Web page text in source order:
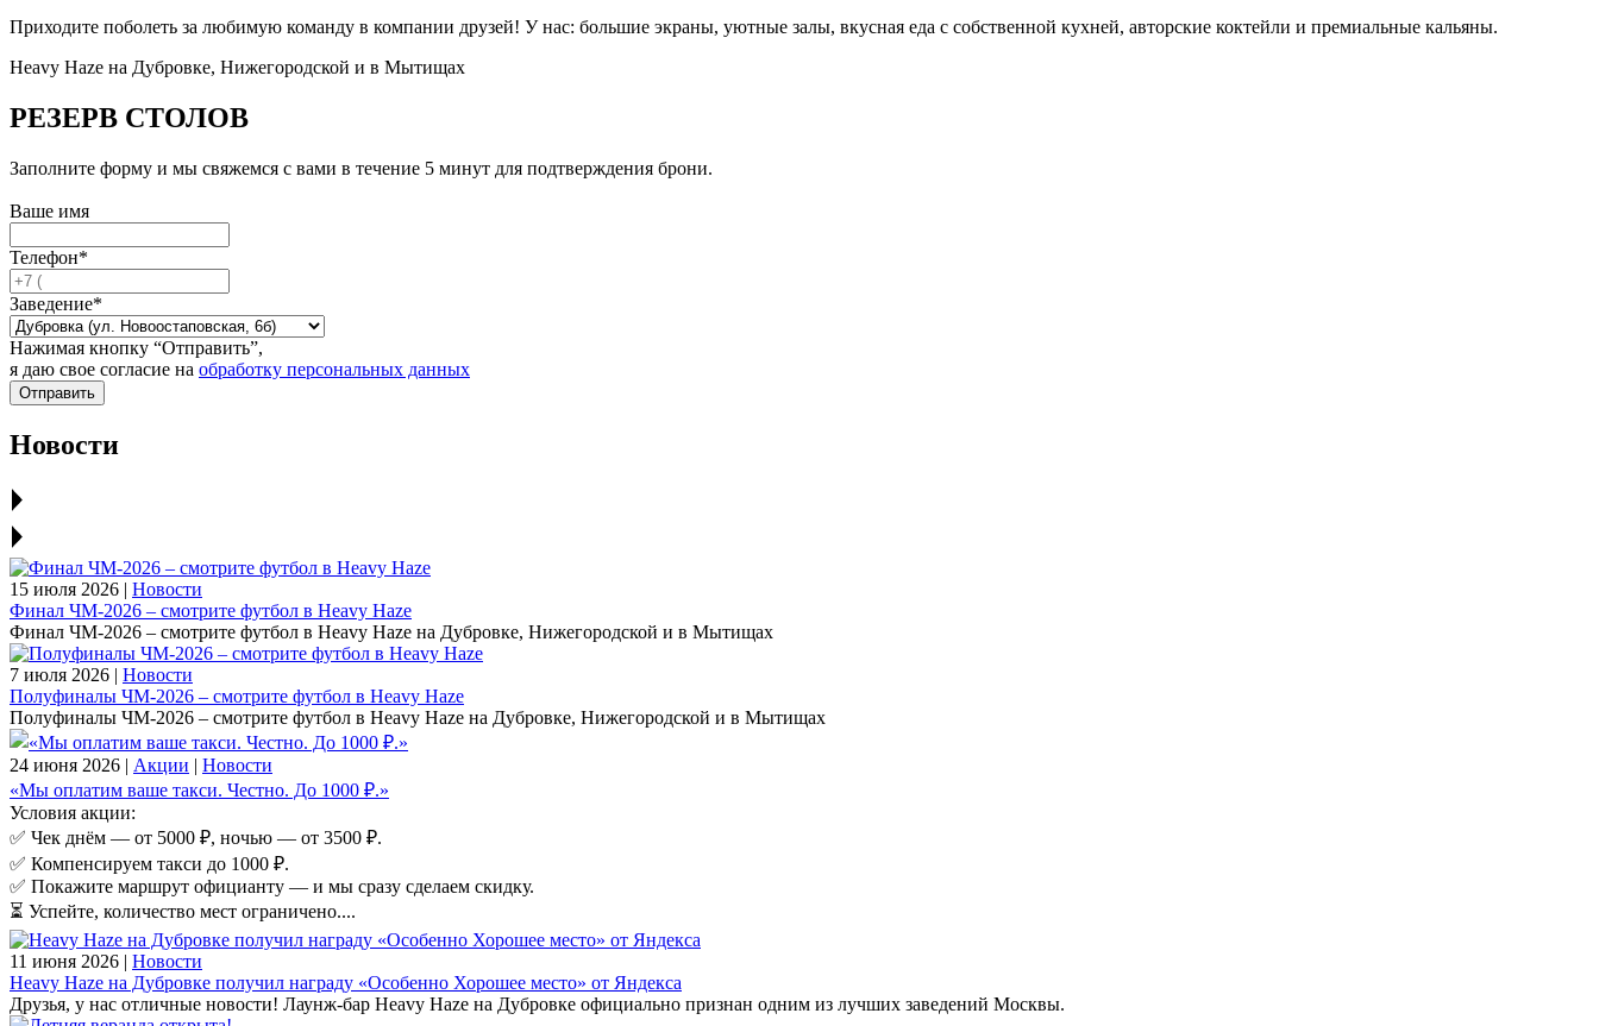
Приходите поболеть за любимую команду в компании друзей! У нас: большие экраны, уютные залы, вкусная еда с собственной кухней, авторские коктейли и премиальные кальяны.
Heavy Haze на Дубровке, Нижегородской и в Мытищах
РЕЗЕРВ СТОЛОВ
Заполните форму и мы свяжемся с вами в течение 5 минут для подтверждения брони.
Ваше имя
Телефон*
Заведение*
Нажимая кнопку “Отправить”,
я даю свое согласие на обработку персональных данных
Отправить
Новости
15 июля 2026 | Новости
Финал ЧМ‑2026 – смотрите футбол в Heavy Haze
Финал ЧМ‑2026 – смотрите футбол в Heavy Haze на Дубровке, Нижегородской и в Мытищах
7 июля 2026 | Новости
Полуфиналы ЧМ‑2026 – смотрите футбол в Heavy Haze
Полуфиналы ЧМ‑2026 – смотрите футбол в Heavy Haze на Дубровке, Нижегородской и в Мытищах
24 июня 2026 | Акции | Новости
«Мы оплатим ваше такси. Честно. До 1000 ₽.»
Условия акции:
✅ Чек днём — от 5000 ₽, ночью — от 3500 ₽.
✅ Компенсируем такси до 1000 ₽.
✅ Покажите маршрут официанту — и мы сразу сделаем скидку.
⏳ Успейте, количество мест ограничено....
11 июня 2026 | Новости
Heavy Haze на Дубровке получил награду «Особенно Хорошее место» от Яндекса
Друзья, у нас отличные новости! Лаунж-бар Heavy Haze на Дубровке официально признан одним из лучших заведений Москвы.